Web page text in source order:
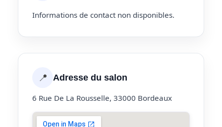
Informations de contact non disponibles.
📍 Adresse du salon
6 Rue De La Rousselle, 33000 Bordeaux